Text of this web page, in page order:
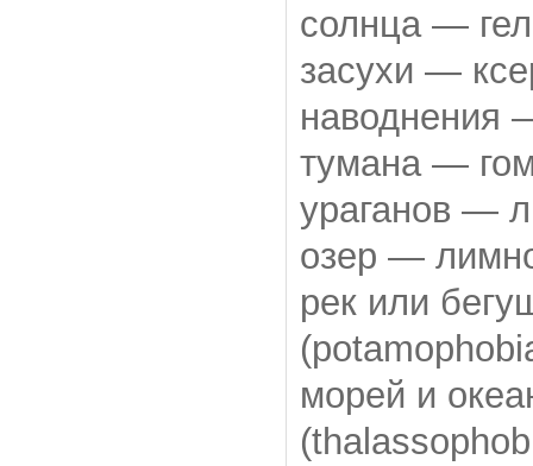
солнца —
засухи —
наводнения
тумана —
ураганов —
озер —
рек или
морей и